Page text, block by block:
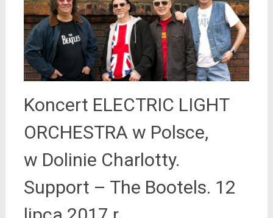
Koncert ELECTRIC LIGHT
ORCHESTRA w Polsce,
w Dolinie Charlotty.
Support – The Bootels. 12